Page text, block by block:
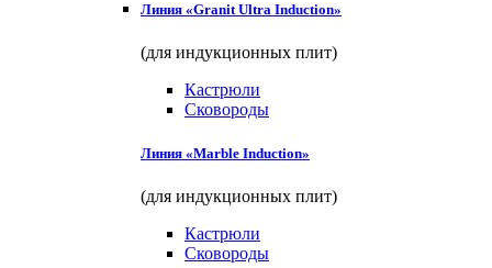
Линия «Granit Ultra Induction»
(для индукционных плит)
Кастрюли
Сковороды
Линия «Marble Induction»
(для индукционных плит)
Кастрюли
Сковороды